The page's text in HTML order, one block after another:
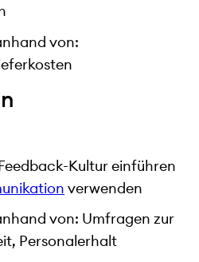
von:
Kultur einführen
verwenden
von: Umfragen zur
Personalerhalt